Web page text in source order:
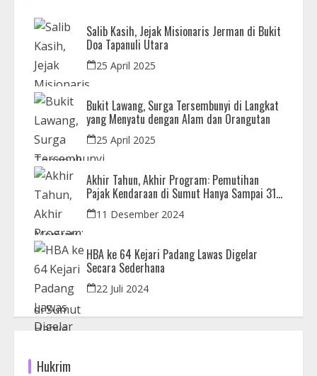
Salib Kasih, Jejak Misionaris Jerman di Bukit
Doa Tapanuli Utara
25 April 2025
Bukit Lawang, Surga Tersembunyi di Langkat
yang Menyatu dengan Alam dan Orangutan
25 April 2025
Akhir Tahun, Akhir Program: Pemutihan
Pajak Kendaraan di Sumut Hanya Sampai 31
Desember
11 Desember 2024
HBA ke 64 Kejari Padang Lawas Digelar
Secara Sederhana
22 Juli 2024
Hukrim